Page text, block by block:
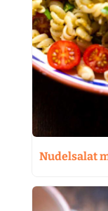
Nudelsalat